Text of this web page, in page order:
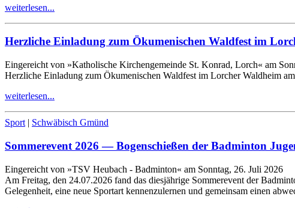
weiterlesen...
Herzliche Einladung zum Ökumenischen Waldfest im
Eingereicht von »Katholische Kirchengemeinde St. Konrad, Lorch« am
Herzliche Einladung zum Ökumenischen Waldfest im Lorcher Waldheim
weiterlesen...
Sport | Schwäbisch Gmünd
Sommerevent 2026 — Bogenschießen der Badminton
Eingereicht von »TSV Heubach - Badminton« am Sonntag, 26. Juli 2026
Am Freitag, den 24.07.2026 fand das diesjährige Sommerevent der
Gelegenheit, eine neue Sportart kennenzulernen und gemeinsam einen